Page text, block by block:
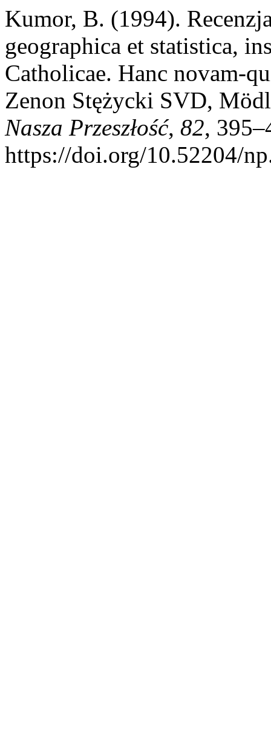
Kumor, B. (1994).
geographica et statistica,
Catholicae. Hanc novam-
Zenon Stężycki SVD,
Nasza Przeszłość, 82,
https://doi.org/10.52204/